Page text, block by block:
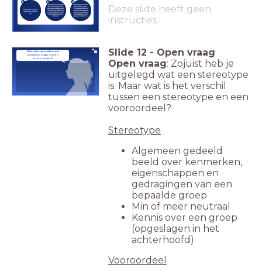
3
2
1
Deze slide heeft geen
instructies
Wat is het verschil tussen
een stereotype en een
vooroordeel?
Slide 12 - Open vraag
Open vraag: Zojuist heb je
uitgelegd wat een stereotype
is. Maar wat is het verschil
tussen een stereotype en een
vooroordeel?
Stereotype
Algemeen gedeeld
beeld over kenmerken,
eigenschappen en
gedragingen van een
bepaalde groep
Min of meer neutraal
Kennis over een groep
(opgeslagen in het
achterhoofd)
Vooroordeel